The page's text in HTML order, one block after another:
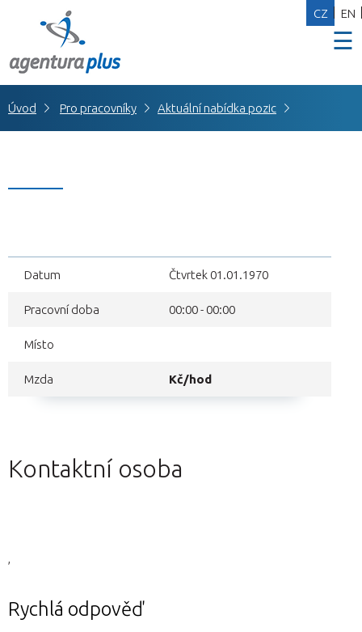
☰
CZ EN
Úvod Pro pracovníky Aktuální nabídka pozic
Datum Čtvrtek 01.01.1970
Pracovní doba 00:00 - 00:00
Místo
Mzda Kč/hod
Kontaktní osoba
Rychlá odpověď